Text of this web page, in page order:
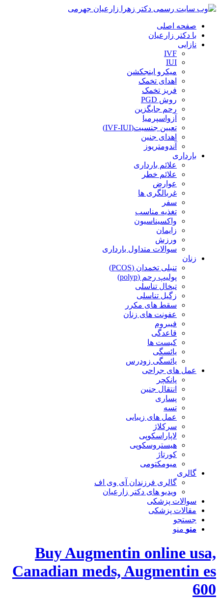
صفحه اصلی
با دکتر زارعیان
نازایی
IVF
IUI
میکرو اینجکشن
اهدای تخمک
فریز تخمک
روش PGD
رحم جایگزین
آزواسپرمیا
تعیین جنسیت(IVF-IUI)
اهدای جنین
آندومتریوز
بارداری
علائم بارداری
علائم خطر
عوارض
غربالگری ها
سفر
تغذیه مناسب
واکسیناسیون
زایمان
ورزش
سوالات متداول بارداری
زنان
تنبلی تخمدان (PCOS)
پولیپ رحم (polyp)
تبخال تناسلی
زگیل تناسلی
سقط های مکرر
عفونت های زنان
فیبروم
قاعدگی
کیست ها
یائسگی
یائسگی زودرس
عمل های جراحی
پانکچر
انتقال جنین
پساری
تسه
عمل های زیبایی
سرکلاژ
لاپاراسکوپی
هیستروسکوپی
کورتاژ
میومکتومی
گالری
گالری فرزندان آی وی اف
ویدیو های دکتر زارعیان
سوالات پزشکی
مقالات پزشکی
جستجو
منو منو
Buy Augmentin online usa,
Canadian meds, Augmentin es
600